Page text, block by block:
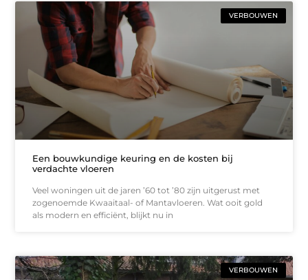
VERBOUWEN
Een bouwkundige keuring en de kosten bij
verdachte vloeren
Veel woningen uit de jaren ’60 tot ’80 zijn uitgerust met
zogenoemde Kwaaitaal- of Mantavloeren. Wat ooit gold
als modern en efficiënt, blijkt nu in
VERBOUWEN